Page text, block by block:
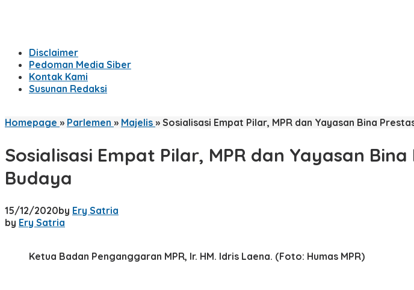
Disclaimer
Pedoman Media Siber
Kontak Kami
Susunan Redaksi
Homepage » Parlemen » Majelis » Sosialisasi Empat Pilar, MPR dan Yayasan Bina
Sosialisasi Empat Pilar, MPR dan Yayasan
Budaya
15/12/2020by Ery Satria
by Ery Satria
Ketua Badan Penganggaran MPR, Ir. HM. Idris Laena. (Foto: Humas MPR)